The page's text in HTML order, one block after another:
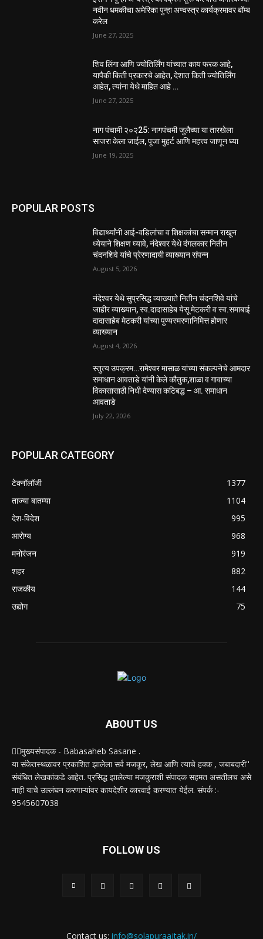
नवीन धमकीचा अमेरिका पुन्हा अण्वस्त्र कार्यक्रमावर बॉम्ब
करेल
June 27, 2025
शिव लिंगा आणि ज्योतिर्लिंग यांच्यात काय फरक आहे,
यापैकी किती प्रकारचे आहेत, देशात किती ज्योतिर्लिंग
आहेत, त्यांना येथे माहित आहे …
June 27, 2025
नाग पंचामी २०२25: नागपंचमी जुलैच्या या तारखेला
साजरा केला जाईल, पूजा मुहर्ट आणि महत्त्व जाणून घ्या
June 19, 2025
POPULAR POSTS
विद्यार्थ्यांनी आई-वडिलांचा व शिक्षकांचा सन्मान राखून
ध्येयाने शिक्षण घ्यावे, नंदेश्वर येथे दंगलकार नितीन
चंदनशिवे यांचे प्रेरणादायी व्याख्यान संपन्न
August 5, 2026
नंदेश्वर येथे सुप्रसिद्ध व्याख्याते नितीन चंदनशिवे यांचे
जाहीर व्याख्यान, स्व.दादासाहेब येसू मेटकरी व स्व.समाबाई
दादासाहेब मेटकरी यांच्या पुण्यस्मरणानिमित्त होणार
व्याख्यान
August 4, 2026
स्तुत्य उपक्रम…रामेश्वर मासाळ यांच्या संकल्पनेचे आमदार
समाधान आवताडे यांनी केले कौतुक,शाळा व गावाच्या
विकासासाठी निधी देण्यास कटिबद्ध – आ. समाधान
आवताडे
July 22, 2026
POPULAR CATEGORY
टेक्नॉलॉजी
1377
ताज्या बातम्या
1104
देश-विदेश
995
आरोग्य
968
मनोरंजन
919
शहर
882
राजकीय
144
उद्योग
75
ABOUT US
✍🏻मुख्यसंपादक - Babasaheb Sasane .
या संकेतस्थळावर प्रकाशित झालेला सर्व मजकूर, लेख आणि त्याचे हक्क , जबाबदारी''
संबंधित लेखकांकडे आहेत. प्रसिद्ध झालेल्या मजकुराशी संपादक सहमत असतीलच असे
नाही याचे उल्लंघन करणाऱ्यांवर कायदेशीर कारवाई करण्यात येईल. संपर्क :-
9545607038
FOLLOW US
Contact us: info@solapuraajtak.in/